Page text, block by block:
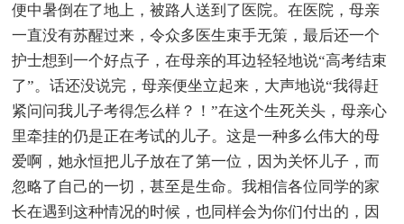
便中暑倒在了地上，被路人送到了医院。在医院，母亲
一直没有苏醒过来，令众多医生束手无策，最后还一个
护士想到一个好点子，在母亲的耳边轻轻地说“高考结束
了”。话还没说完，母亲便坐立起来，大声地说“我得赶
紧问问我儿子考得怎么样？！”在这个生死关头，母亲心
里牵挂的仍是正在考试的儿子。这是一种多么伟大的母
爱啊，她永恒把儿子放在了第一位，因为关怀儿子，而
忽略了自己的一切，甚至是生命。我相信各位同学的家
长在遇到这种情况的时候，也同样会为你们付出的，因